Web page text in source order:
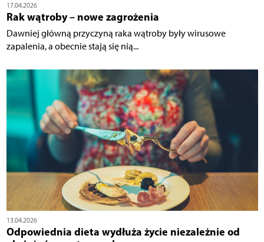
17.04.2026
Rak wątroby – nowe zagrożenia
Dawniej główną przyczyną raka wątroby były wirusowe
zapalenia, a obecnie stają się nią...
13.04.2026
Odpowiednia dieta wydłuża życie niezależnie od